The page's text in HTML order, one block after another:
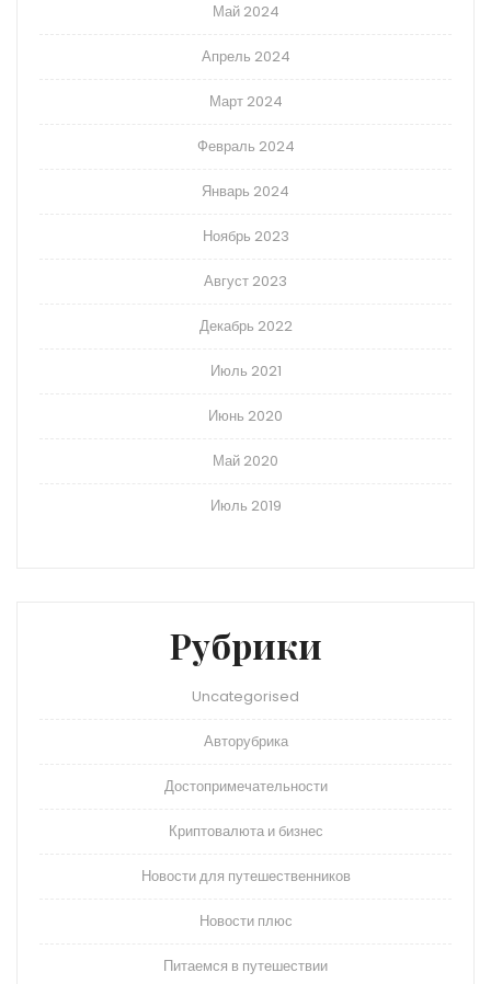
Май 2024
Апрель 2024
Март 2024
Февраль 2024
Январь 2024
Ноябрь 2023
Август 2023
Декабрь 2022
Июль 2021
Июнь 2020
Май 2020
Июль 2019
Рубрики
Uncategorised
Авторубрика
Достопримечательности
Криптовалюта и бизнес
Новости для путешественников
Новости плюс
Питаемся в путешествии